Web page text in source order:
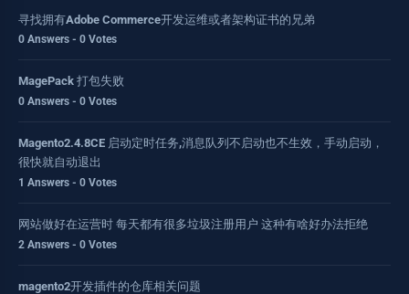
寻找拥有Adobe Commerce开发运维或者架构证书的兄弟
0 Answers - 0 Votes
MagePack 打包失败
0 Answers - 0 Votes
Magento2.4.8CE 启动定时任务,消息队列不启动也不生效，手动启动，
很快就自动退出
1 Answers - 0 Votes
网站做好在运营时 每天都有很多垃圾注册用户 这种有啥好办法拒绝
2 Answers - 0 Votes
magento2开发插件的仓库相关问题